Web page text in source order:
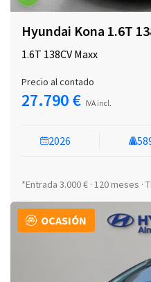
Hyundai Kona 1.6T
1.6T 138CV Maxx
2026
*Entrada 3.000 € · 120 meses ·
Precio al contado
27.790 € IVA incl.
OCASIÓN